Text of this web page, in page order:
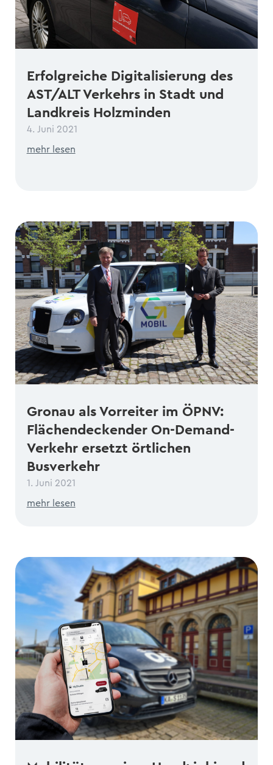
Erfolgreiche Digitalisierung des
AST/ALT Verkehrs in Stadt und
Landkreis Holzminden
4. Juni 2021
mehr lesen
Gronau als Vorreiter im ÖPNV:
Flächendeckender On-Demand-
Verkehr ersetzt örtlichen
Busverkehr
1. Juni 2021
mehr lesen